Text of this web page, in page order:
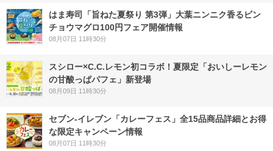
はま寿司「旨ねた夏祭り 第3弾」大葉ニンニク香るビン
チョウマグロ100円フェア開催情報
08月07日 11時30分
スシロー×C.C.レモン初コラボ！夏限定「おいしーレモン
の甘酸っぱパフェ」新登場
08月09日 11時30分
セブン‐イレブン「カレーフェス」全15品商品詳細とお得
な限定キャンペーン情報
08月07日 11時30分